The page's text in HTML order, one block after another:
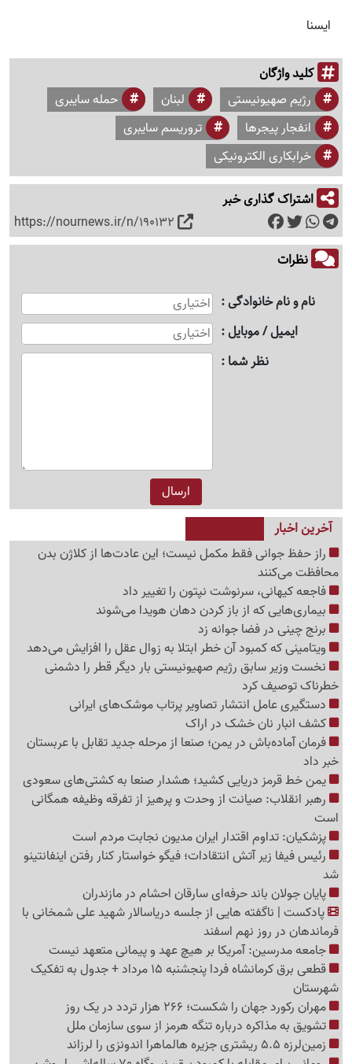
ایسنا
کلید واژگان
رژیم صهیونیستی لبنان
حمله سایبری
انفجار پیجرها
تروریسم سایبری
خرابکاری الکترونیکی
اشتراک گذاری خبر
https://nournews.ir/n/190132
نظرات
نام و نام خانوادگی
ایمیل / موبایل
نظر شما
آخرین اخبار
راز حفظ جوانی فقط مکمل نیست؛ این عادت‌ها از کلاژن بدن
محافظت می‌کنند
فاجعه کیهانی، سرنوشت نپتون را تغییر داد
بیماری‌هایی که از باز کردن دهان هویدا می‌شوند
برنج چینی در فضا جوانه زد
ویتامینی که کمبود آن خطر ابتلا به زوال عقل را افزایش می‌دهد
نخست وزیر سابق رژیم صهیونیستی بار دیگر قطر را دشمنی
خطرناک توصیف کرد
دستگیری عامل انتشار تصاویر پرتاب موشک‌های ایرانی
کشف انبار نان خشک در اراک
فرمان آماده‌باش در یمن؛ صنعا از مرحله جدید تقابل با عربستان
خبر داد
یمن خط قرمز دریایی کشید؛ هشدار صنعا به کشتی‌های سعودی
رهبر انقلاب: صیانت از وحدت و پرهیز از تفرقه وظیفه همگانی
است
پزشکیان: تداوم اقتدار ایران مدیون نجابت مردم است
رئیس فیفا زیر آتش انتقادات؛ فیگو خواستار کنار رفتن اینفانتینو
شد
پایان جولان باند حرفه‌ای سارقان احشام در مازندران
پادکست | ناگفته هایی از جلسه دریاسالار شهید علی شمخانی با
فرماندهان در روز نهم اسفند
جامعه مدرسین: آمریکا بر هیچ عهد و پیمانی متعهد نیست
قطعی برق کرمانشاه فردا پنجشنبه 15 مرداد + جدول به تفکیک
شهرستان
مهران رکورد جهان را شکست؛ 266 هزار تردد در یک روز
تشویق به مذاکره درباره تنگه هرمز از سوی سازمان ملل
زمین‌لرزه 5.5 ریشتری جزیره هالماهرا اندونزی را لرزاند